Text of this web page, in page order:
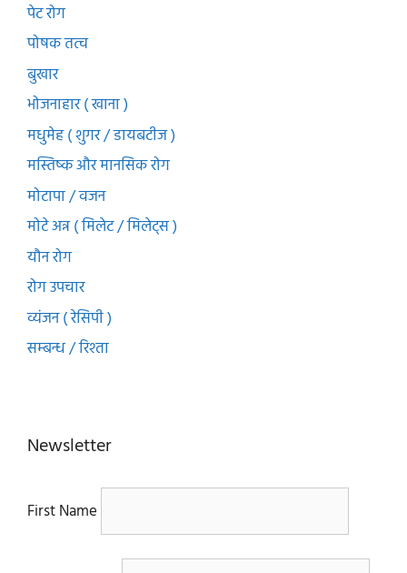
पेट रोग
पोषक तत्व
बुखार
भोजनाहार ( खाना )
मधुमेह ( शुगर / डायबटीज )
मस्तिष्क और मानसिक रोग
मोटापा / वजन
मोटे अन्न ( मिलेट / मिलेट्स )
यौन रोग
रोग उपचार
व्यंजन ( रेसिपी )
सम्बन्ध / रिश्ता
Newsletter
First Name